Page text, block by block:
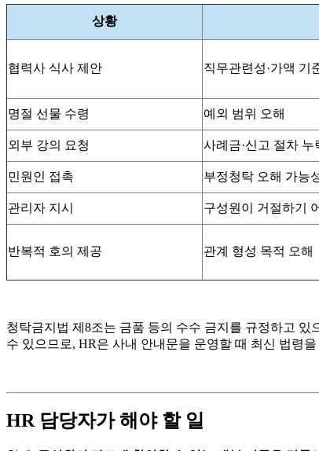
상황
협력사 식사 제안 직무관련성·가액 기
명절 선물 수령 예외 범위 오해
외부 강의 요청 사례금·신고 절차 누
민원인 접촉 부정청탁 오해 가능
관리자 지시 구성원이 거절하기
반복적 호의 제공 관계 형성 목적 오해
청탁금지법 제8조는 금품 등의 수수 금지를 규정하고
수 있으므로, HR은 사내 안내문을 운영할 때 최신 법령
HR 담당자가 해야 할 일